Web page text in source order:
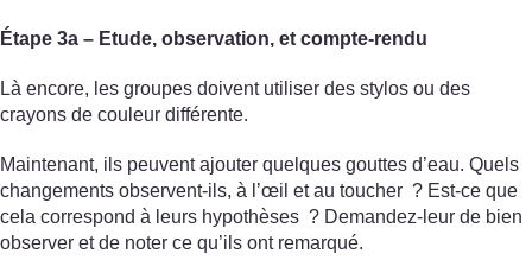
Étape 3a – Etude, observation, et compte-rendu
Là encore, les groupes doivent utiliser des stylos ou des
crayons de couleur différente.
Maintenant, ils peuvent ajouter quelques gouttes d’eau. Quels
changements observent-ils, à l’œil et au toucher ? Est-ce que
cela correspond à leurs hypothèses ? Demandez-leur de bien
observer et de noter ce qu’ils ont remarqué.